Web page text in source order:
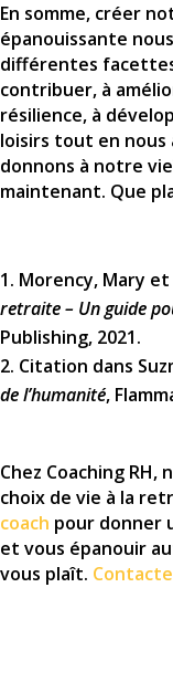
En somme, créer
épanouissante
différentes
contribuer, à
résilience, à
loisirs tout en nous
donnons à notre
maintenant. Que
Morency, Mary
retraite – Un guide
Publishing, 2021.
Citation dans
de l’humanité,
Chez Coaching RH,
choix de vie à la
coach pour donner
et vous épanouir
vous plaît.